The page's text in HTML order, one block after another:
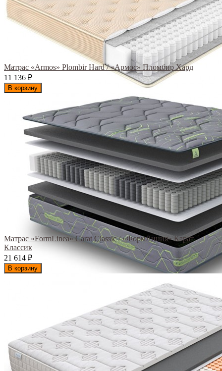
Матрас «Armos» Plombir Hard / «Армос» Пломбир Хард
11 136 ₽
В корзину
Матрас «FormLinea» Carat Classic / «ФормЛиния» Карат
Классик
21 614 ₽
В корзину